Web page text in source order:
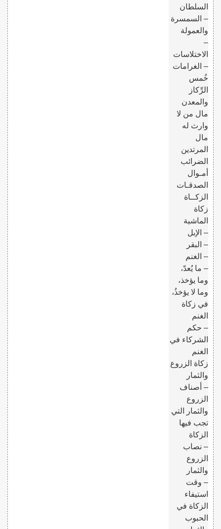
السلطان
– السمسرة
والعمولة
–
الاختلاسات
– الغرامات
خُمس
الرِّكاز
والمعدن
مال من لا
وارث له
مال
المرتدين
الضرائب
أمـوال
الصدقـات
الزكــاة
زكاة
الماشية
– الإبل
– البقر
– الغنم
– ما يُعدّ،
وما يؤخذ،
وما لا يؤخذُ،
في زكاة
الغنم
– حكم
الشركاء في
الغنم
زكاة الزروع
والثمار
– أصناف
الزروع
والثمار التي
تجب فيها
الزكاة
– نصاب
الزروع
والثمار
– وقت
استيفاء
الزكاة في
الحبوب